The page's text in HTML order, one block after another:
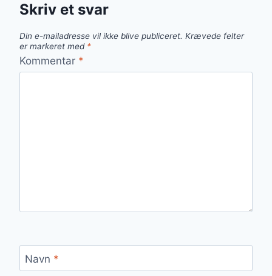
Skriv et svar
Din e-mailadresse vil ikke blive publiceret. Krævede felter
er markeret med *
Kommentar *
Navn *